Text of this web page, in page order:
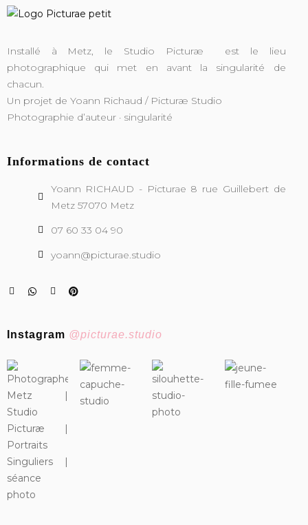
Installé à Metz, le Studio Picturæ est le lieu
photographique qui met en avant la singularité de
chacun.
Un projet de Yoann Richaud / Picturæ Studio
Photographie d’auteur · singularité
Informations de contact
Yoann RICHAUD - Picturae 8 rue Guillebert de
Metz 57070 Metz
07 60 33 04 90
yoann@picturae.studio
Instagram @picturae.studio